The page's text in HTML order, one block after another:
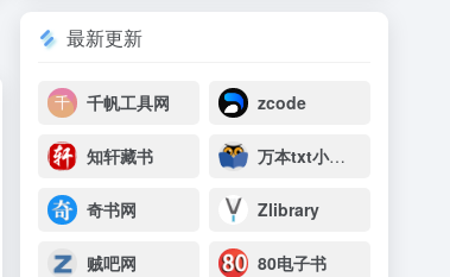
最新更新
千帆工具网 zcode
知轩藏书 万本txt小说下载网
奇书网 Zlibrary
贼吧网 80电子书